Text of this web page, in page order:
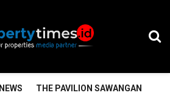
NEWS THE PAVILION SAWANGAN